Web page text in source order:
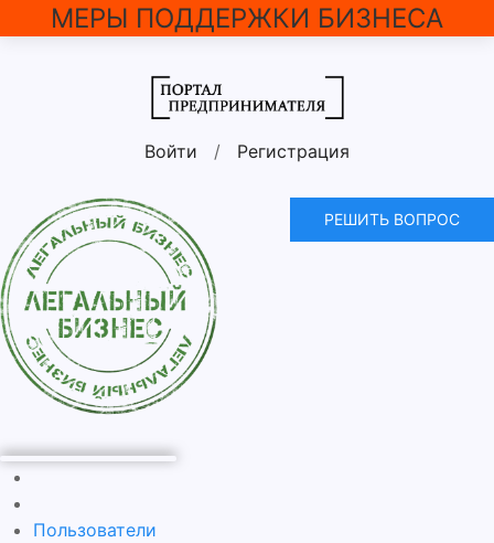
МЕРЫ ПОДДЕРЖКИ БИЗНЕСА
Войти / Регистрация
РЕШИТЬ ВОПРОС
Пользователи